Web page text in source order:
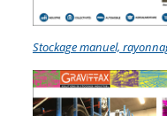
Stockage manuel,